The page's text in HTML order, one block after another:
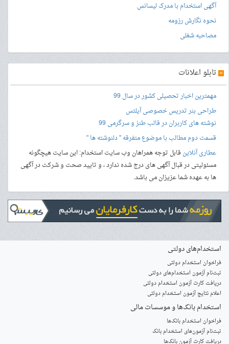
آگهی استخدام با مدرک لیسانس
نحوه نگارش رزومه
مصاحبه شغلی
» تابلو اعلانات
مهمترین اخبار تحصیلی کشور در سال 99
طراحی بنرتدریس خصوصی آیلتس
نوشته های کاربران در قالب طنز و سرگرمی 99
قسمت دوم مطالب با موضوع متفرقه " دلنوشته ها "
عطاری آنلاینقابل توجه همراهان وب سایت استخدام: این سایت هیچگونه
مسئولیتی در قبال آگهی های درج شده ندارد ، و تایید صحت و شرکت در آگهی
ها به عهده شما عزیزان می باشد.
استخدام‌های دولتی
فراخوان استخدام دولتی
ثبت‌نام آزمون‌ استخدام‌های دولتی
دریافت کارت آزمون استخدام دولتی
اعلام نتایج آزمون استخدام دولتی
استخدام‌ بانک‌ها و موسسات مالی
فراخوان استخدام بانک‌ها
‌ثبت‌نام آزمون‌های استخدام بانک
دریافت کارت آزمون بانک‌ها